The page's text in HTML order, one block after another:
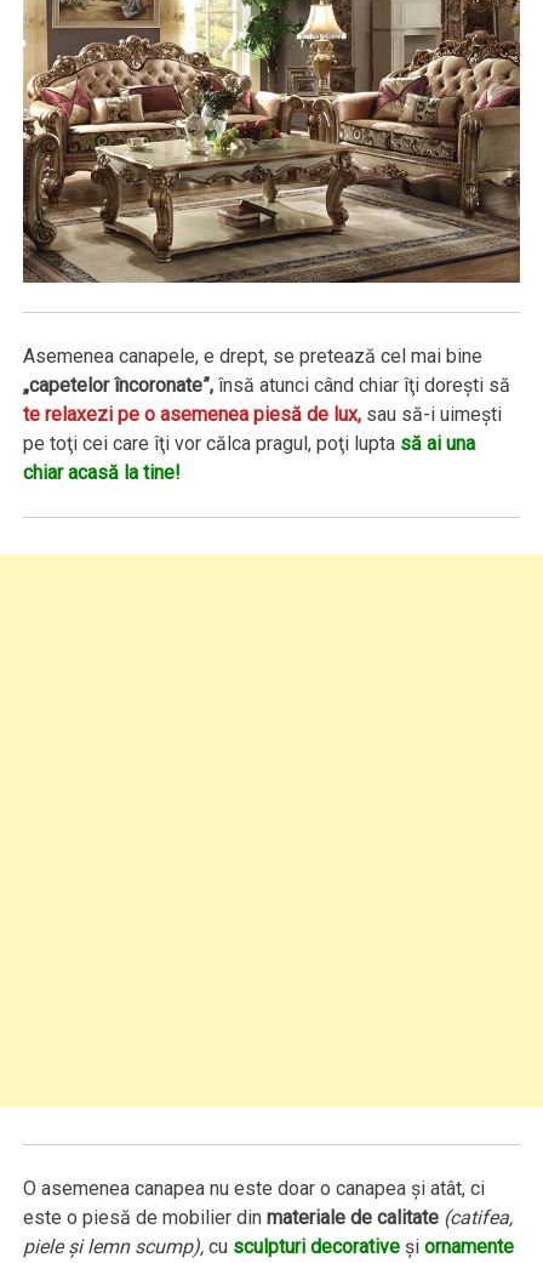
Asemenea canapele, e drept, se pretează cel mai bine
„capetelor încoronate”, însă atunci când chiar îţi doreşti să
te relaxezi pe o asemenea piesă de lux, sau să-i uimeşti
pe toţi cei care îţi vor călca pragul, poţi lupta să ai una
chiar acasă la tine!
O asemenea canapea nu este doar o canapea şi atât, ci
este o piesă de mobilier dinmateriale de calitate (catifea,
piele şi lemn scump), cu sculpturi decorative şi ornamente